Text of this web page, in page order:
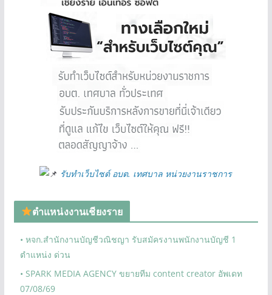
รับทำเว็บไซต์ อบต. เทศบาล หน่วยงานราชการ
ตำแหน่งงานเชียงราย
• หจก.สำนักงานบัญชีวณิชญา รับสมัครงานพนักงานบัญชี 1
ตำแหน่ง ด่วน
• SPARK MEDIA AGENCY ขยายทีม content creator อัพเดท
07/08/69